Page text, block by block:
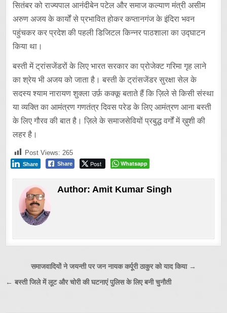
सितंबर को राज्यपाल आनंदीबेन पटेल और समाज कल्याण मंत्री असीम
अरुण अजय के कार्यों से प्रभावित होकर कप्तानगंज के इंदिरा भवन
पहुंचकर कर प्रदेश की पहली डिजिटल किन्नर पाठशाला का उद्घाटन
किया था।
बस्ती में ट्रांसजेंडरों के लिए भारत सरकार का प्रोजेक्ट गरिमा गृह लाने
का श्रेय भी अजय को जाता है। बस्ती के ट्रांसजेंडर सुरक्षा सेल के
सदस्य श्याम नारायण शुक्ला उर्फ़ कक्कू बताते हैं कि ज़िले से किसी संस्था
या व्यक्ति का आमंत्रण गणतंत्र दिवस परेड के लिए आमंत्रण आना बस्ती
के लिए गौरव की बात है। ज़िले के समाजसेवियों प्रबुद्ध वर्गों में ख़ुशी की
लहर है।
Post Views: 265
Share Post
Share Whatsapp
Author: Amit Kumar Singh
Post
navigation
समाजवादियों ने जयन्ती पर जन नायक कर्पूरी ठाकुर को याद किया →
← बस्ती जिले में लूट और चोरी की घटनाएं पुलिस के लिए बनी चुनौती